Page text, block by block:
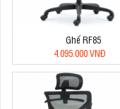
Ghế RF85
4.095.000 VNĐ